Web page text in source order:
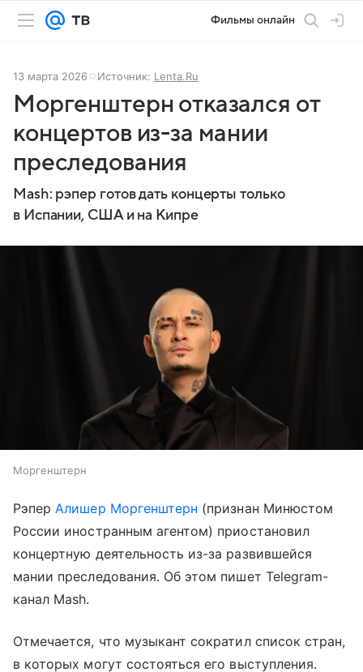
Фильмы онлайн
13 марта 2026 Источник: Lenta.Ru
Моргенштерн отказался от
концертов из-за мании
преследования
Mash: рэпер готов дать концерты только
в Испании, США и на Кипре
Моргенштерн
РэперАлишер Моргенштерн (признан Минюстом
России иностранным агентом) приостановил
концертную деятельность из-за развившейся
мании преследования. Об этом пишет Telegram-
канал Mash.
Отмечается, что музыкант сократил список стран,
в которых могут состояться его выступления.